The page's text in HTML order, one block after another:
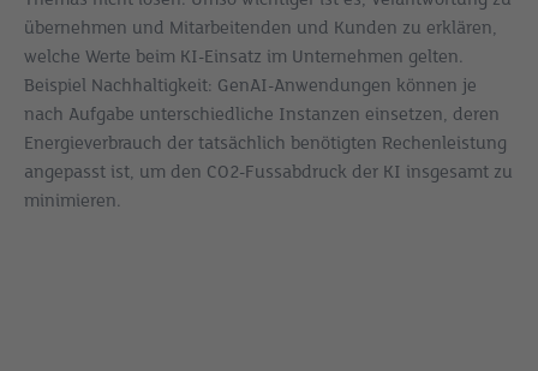
übernehmen und Mitarbeitenden und Kunden zu erklären,
welche Werte beim KI-Einsatz im Unternehmen gelten.
Beispiel Nachhaltigkeit: GenAI-Anwendungen können je
nach Aufgabe unterschiedliche Instanzen einsetzen, deren
Energieverbrauch der tatsächlich benötigten Rechenleistung
angepasst ist, um den CO2-Fussabdruck der KI insgesamt zu
minimieren.